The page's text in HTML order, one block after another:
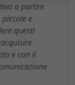
a partire
e
questi
e con il